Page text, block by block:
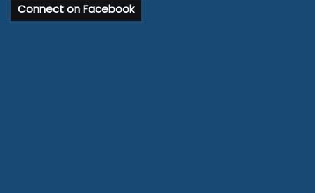
Connect on Facebook